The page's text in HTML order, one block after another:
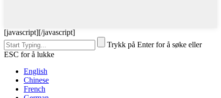
[javascript][/javascript]
Trykk på Enter for å søke eller
ESC for å lukke
English
Chinese
French